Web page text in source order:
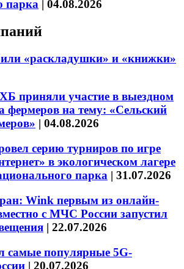
парка | 04.08.2026
«раскладушки» и «книжки»
приняли участие в выездном
фермеров на тему: «Сельский
| 04.08.2026
серию турниров по игре
в экологическом лагере
парка | 31.07.2026
Wink первым из онлайн-
с МЧС России запустил
| 22.07.2026
самые популярные 5G-
| 20.07.2026